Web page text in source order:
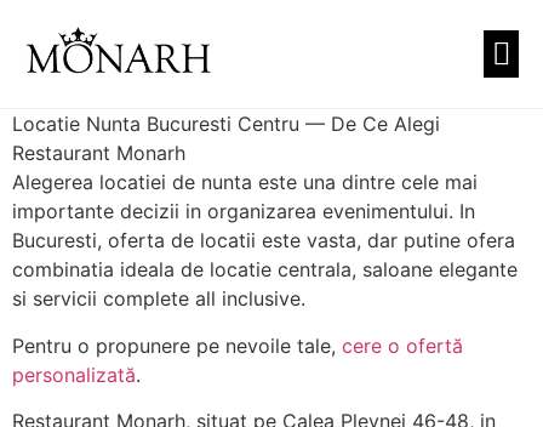
Locatie Nunta Bucuresti Centru — De Ce Alegi
Restaurant Monarh
Alegerea locatiei de nunta este una dintre cele mai
importante decizii in organizarea evenimentului. In
Bucuresti, oferta de locatii este vasta, dar putine ofera
combinatia ideala de locatie centrala, saloane elegante
si servicii complete all inclusive.
Pentru o propunere pe nevoile tale, cere o ofertă
personalizată.
Restaurant Monarh, situat pe Calea Plevnei 46-48, in